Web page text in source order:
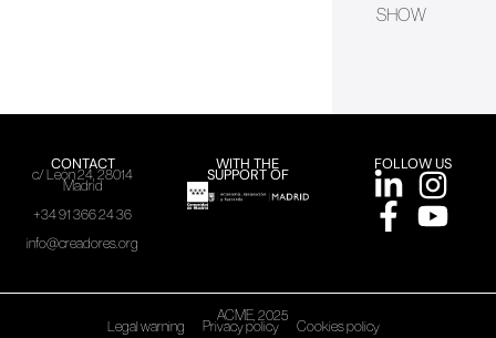
SHOW
CONTACT
c/ León 24, 28014
Madrid
+34 91 366 24 36
info@creadores.org
WITH THE
SUPPORT OF
FOLLOW US
ACME, 2025
Legal warning Privacy policy Cookies policy